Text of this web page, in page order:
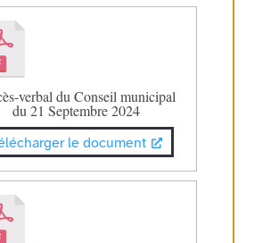
verbal du Conseil municipal
du 21 Septembre 2024
le document